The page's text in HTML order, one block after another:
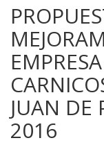
JUAN DE
2016